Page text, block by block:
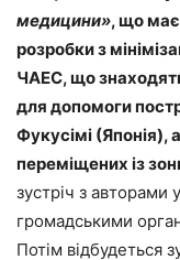
медицини», що має
розробки з
ЧАЕС, що
для допомоги
Фукусімі (Японія),
переміщених із
зустріч з авторами
громадськими
Потім відбудеться